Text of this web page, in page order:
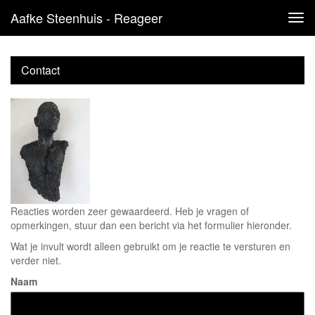
Aafke Steenhuis - Reageer
Contact
Reacties worden zeer gewaardeerd. Heb je vragen of
opmerkingen, stuur dan een bericht via het formulier hieronder.
Wat je invult wordt alleen gebruikt om je reactie te versturen en
verder niet.
Naam